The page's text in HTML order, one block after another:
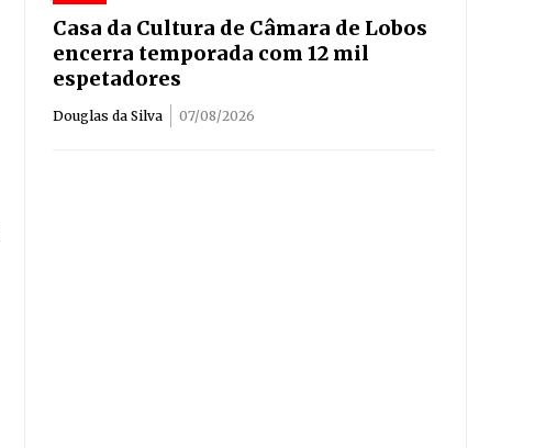
Casa da Cultura de Câmara de Lobos
encerra temporada com 12 mil
espetadores
Douglas da Silva 07/08/2026